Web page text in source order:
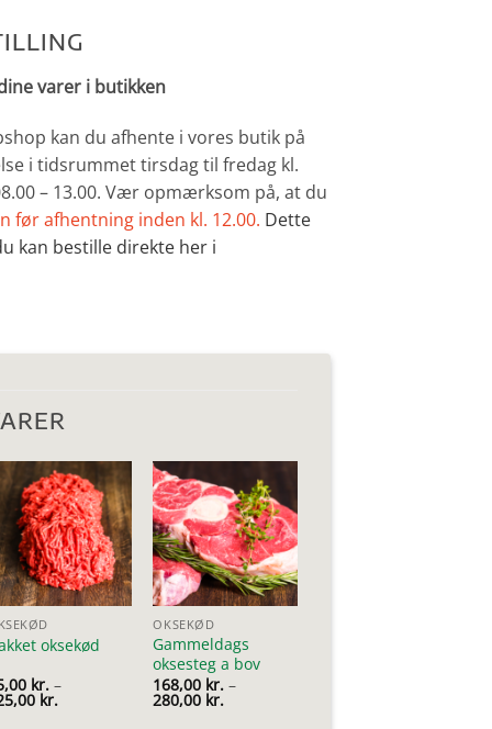
varer i butikken
kan du afhente i vores butik på
i tidsrummet tirsdag til fredag kl.
– 13.00. Vær opmærksom på, at du
før afhentning inden kl. 12.00. Dette
kan bestille direkte her i
oksekød
kr. –
kr.Prisinterval:
OKSEKØD
Gammeldags
oksesteg a bov
168,00 kr. –
280,00 kr.Prisinterval: